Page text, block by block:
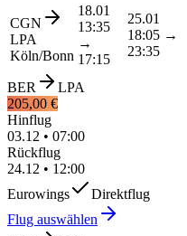
CGN
LPA
Köln/Bonn
18.01
13:35
→
17:15
25.01
18:05 →
23:35
BER
LPA
205,00 €
Hinflug
03.12 • 07:00
Rückflug
24.12 • 12:00
Eurowings
Direktflug
Flug auswählen